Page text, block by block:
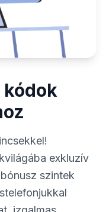
kódok
exkluzív
szintek